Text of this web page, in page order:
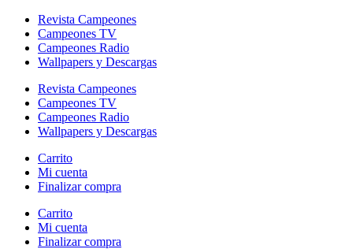
Revista Campeones
Campeones TV
Campeones Radio
Wallpapers y Descargas
Revista Campeones
Campeones TV
Campeones Radio
Wallpapers y Descargas
Carrito
Mi cuenta
Finalizar compra
Carrito
Mi cuenta
Finalizar compra